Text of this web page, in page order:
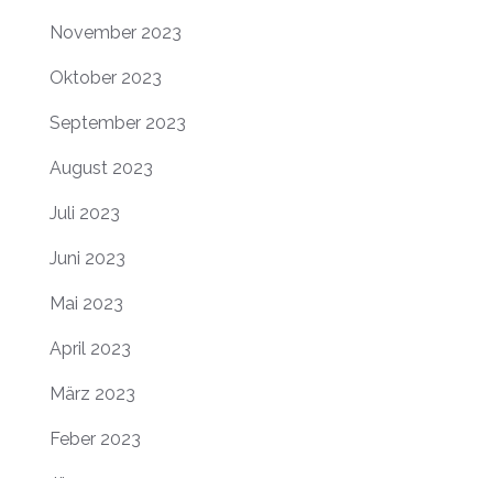
November 2023
Oktober 2023
September 2023
August 2023
Juli 2023
Juni 2023
Mai 2023
April 2023
März 2023
Feber 2023